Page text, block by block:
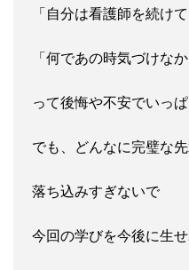
「自分は看護師を続け
「何であの時気づけな
って後悔や不安でいっ
でも、どんなに完璧な
落ち込みすぎないで
今回の学びを今後に生